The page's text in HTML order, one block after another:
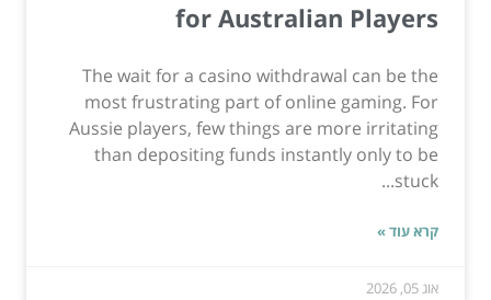
for Australian Players
The wait for a casino withdrawal can be the
most frustrating part of online gaming. For
Aussie players, few things are more irritating
than depositing funds instantly only to be
stuck...
קרא עוד »
אוג 05, 2026